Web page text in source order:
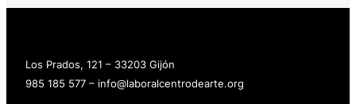
Los Prados, 121 – 33203 Gijón
985 185 577 – info@laboralcentrodearte.org